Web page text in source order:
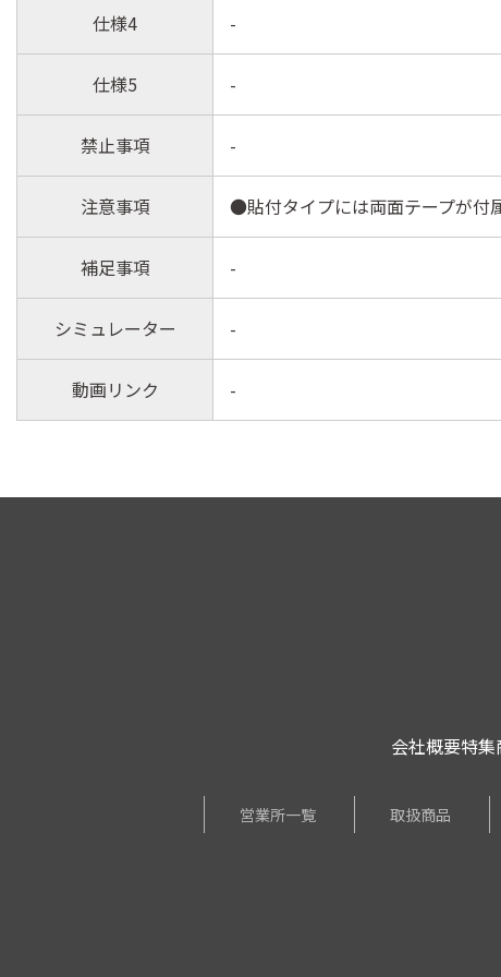
仕様4 -
仕様5 -
禁止事項 -
注意事項 ●貼付タイプには両面テープが付
補足事項 -
シミュレーター -
動画リンク -
会社概要特集
営業所一覧 取扱商品